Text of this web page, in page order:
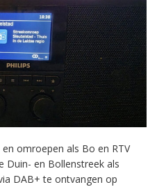
omroepen als Bo en RTV
Duin- en Bollenstreek als
DAB+ te ontvangen op